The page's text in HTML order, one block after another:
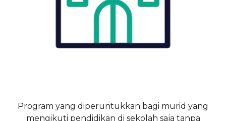
Program yang diperuntukkan bagi murid yang
mengikuti pendidikan di sekolah saja tanpa